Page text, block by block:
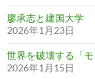
廖承志と建国大学
2026年1月23日
世界を破壊する「
2026年1月15日